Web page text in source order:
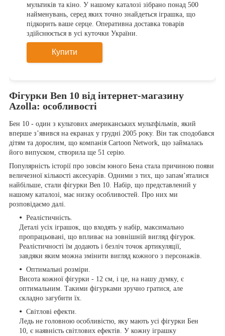
мультиків та кіно. У нашому каталозі зібрано понад 500
найменувань, серед яких точно знайдеться іграшка, що
підкорить ваше серце. Оперативна доставка товарів
здійснюється в усі куточки України.
Купити
Фігурки Ben 10 від інтернет-магазину
Azolla: особливості
Бен 10 - один з культових американських мультфільмів, який
вперше з’явився на екранах у грудні 2005 року. Він так сподобався
дітям та дорослим, що компанія Cartoon Network, що займалась
його випуском, створила ще 51 серію.
Популярність історії про зовсім юного Бена стала причиною появи
величезної кількості аксесуарів. Одними з тих, що запам’яталися
найбільше, стали фігурки Ben 10. Набір, що представлений у
нашому каталозі, має низку особливостей. Про них ми
розповідаємо далі.
Реалістичність.
Деталі усіх іграшок, що входять у набір, максимально
пропрацьовані, що впливає на зовнішній вигляд фігурок.
Реалістичності їм додають і безліч точок артикуляції,
завдяки яким можна змінити вигляд кожного з персонажів.
Оптимальні розміри.
Висота кожної фігурки - 12 см, і це, на нашу думку, є
оптимальним. Такими фігурками зручно гратися, але
складно загубити їх.
Світлові ефекти.
Ледь не головною особливістю, яку мають усі фігурки Бен
10, є наявність світлових ефектів. У кожну іграшку